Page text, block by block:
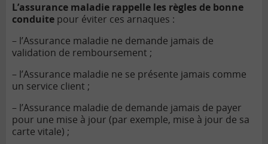
L’assurance maladie rappelle les règles de bonne
conduite pour éviter ces arnaques :
– l’Assurance maladie ne demande jamais de
validation de remboursement ;
– l’Assurance maladie ne se présente jamais comme
un service client ;
– l’Assurance maladie de demande jamais de payer
pour une mise à jour (par exemple, mise à jour de sa
carte vitale) ;